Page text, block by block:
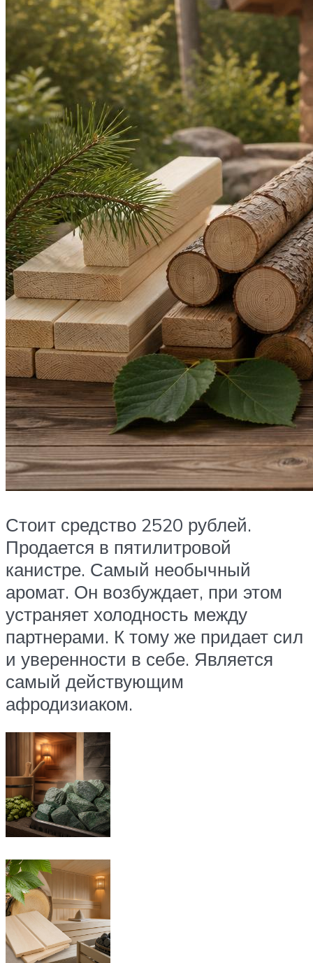
Стоит средство 2520 рублей.
Продается в пятилитровой
канистре. Самый необычный
аромат. Он возбуждает, при этом
устраняет холодность между
партнерами. К тому же придает сил
и уверенности в себе. Является
самый действующим
афродизиаком.